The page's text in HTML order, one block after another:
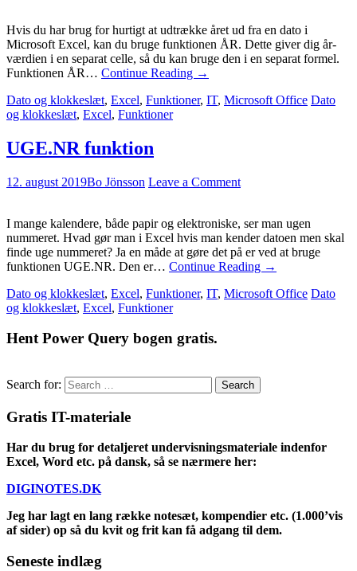
Hvis du har brug for hurtigt at udtrække året ud fra en dato i
Microsoft Excel, kan du bruge funktionen ÅR. Dette giver dig år-
værdien i en separat celle, så du kan bruge den i en separat formel.
Funktionen ÅR… Continue Reading →
Dato og klokkeslæt, Excel, Funktioner, IT, Microsoft Office Dato
og klokkeslæt, Excel, Funktioner
UGE.NR funktion
12. august 2019Bo Jönsson Leave a Comment
I mange kalendere, både papir og elektroniske, ser man ugen
nummeret. Hvad gør man i Excel hvis man kender datoen men skal
finde uge nummeret? Ja en måde at gøre det på er ved at bruge
funktionen UGE.NR. Den er… Continue Reading →
Dato og klokkeslæt, Excel, Funktioner, IT, Microsoft Office Dato
og klokkeslæt, Excel, Funktioner
Hent Power Query bogen gratis.
Search for:
Gratis IT-materiale
Har du brug for detaljeret undervisningsmateriale indenfor
Excel, Word etc. på dansk, så se nærmere her:
DIGINOTES.DK
Jeg har lagt en lang række notesæt, kompendier etc. (1.000’vis
af sider) op så du kvit og frit kan få adgang til dem.
Seneste indlæg